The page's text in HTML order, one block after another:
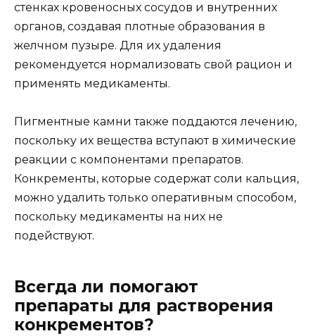
стенках кровеносных сосудов и внутренних
органов, создавая плотные образования в
желчном пузыре. Для их удаления
рекомендуется нормализовать свой рацион и
применять медикаменты.
Пигментные камни также поддаются лечению,
поскольку их вещества вступают в химические
реакции с компонентами препаратов.
Конкременты, которые содержат соли кальция,
можно удалить только оперативным способом,
поскольку медикаменты на них не
подействуют.
Всегда ли помогают
препараты для растворения
конкрементов?